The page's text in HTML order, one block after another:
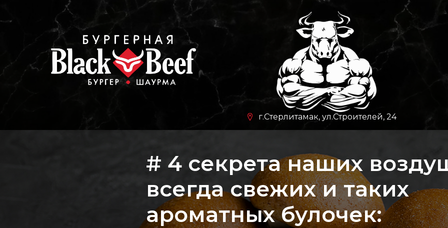
г.Стерлитамак, ул.Строителей, 24
график работы с 11:00 до
23:00
# 4 секрета наших
всегда свежих и таких
ароматных булочек: